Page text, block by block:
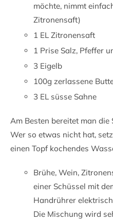
möchte, nimmt
Zitronensaft)
1 EL Zitronensaft
1 Prise Salz, Pfeffer
3 Eigelb
100g zerlassene
3 EL süsse Sahne
Am Besten bereitet man die
Wer so etwas nicht hat,
einen Topf kochendes
Brühe, Wein,
einer Schüssel mit
Handrührer
Die Mischung wird